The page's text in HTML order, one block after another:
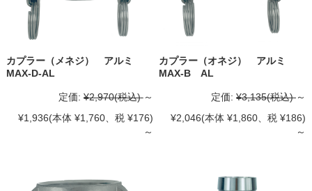
カプラー（メネジ） アルミ
MAX-D-AL
定価: ¥2,970(税込) ～
¥1,936(本体 ¥1,760、税 ¥176)
～
カプラー（オネジ） アルミ
MAX-B AL
定価: ¥3,135(税込) ～
¥2,046(本体 ¥1,860、税 ¥186)
～